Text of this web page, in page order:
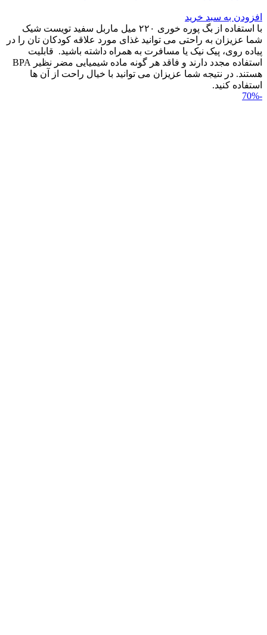
افزودن به سبد خرید
با استفاده از بگ پوره خوری ۲۲۰ میل ماربل سفید تویست شیک
شما عزیزان به راحتی می توانید غذای مورد علاقه کودکان تان را در
پیاده روی، پیک نیک یا مسافرت به همراه داشته باشید. قابلیت
استفاده مجدد دارند و فاقد هر گونه ماده شیمیایی مضر نظیر BPA
هستند. در نتیجه شما عزیزان می توانید با خیال راحت از آن ها
استفاده کنید.
-70%